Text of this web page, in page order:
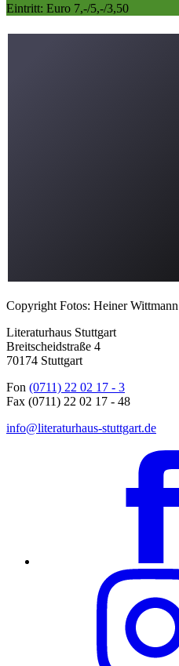
Eintritt: Euro 7,-/5,-/3,50
Copyright Fotos: Heiner Wittmann
Literaturhaus Stuttgart
Breitscheidstraße 4
70174 Stuttgart
Fon (0711) 22 02 17 - 3
Fax (0711) 22 02 17 - 48
info@literaturhaus-stuttgart.de